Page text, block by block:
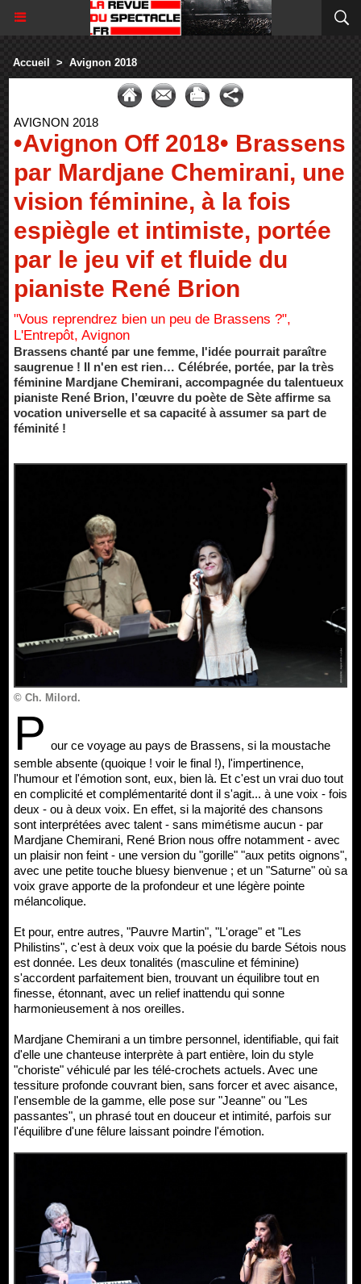
Accueil > Avignon 2018
AVIGNON 2018
•Avignon Off 2018• Brassens
par Mardjane Chemirani, une
vision féminine, à la fois
espiègle et intimiste, portée
par le jeu vif et fluide du
pianiste René Brion
"Vous reprendrez bien un peu de Brassens ?",
L'Entrepôt, Avignon
Brassens chanté par une femme, l'idée pourrait paraître
saugrenue ! Il n'en est rien… Célébrée, portée, par la très
féminine Mardjane Chemirani, accompagnée du talentueux
pianiste René Brion, l’œuvre du poète de Sète affirme sa
vocation universelle et sa capacité à assumer sa part de
féminité !
© Ch. Milord.
P our ce voyage au pays de Brassens, si la moustache
semble absente (quoique ! voir le final !), l'impertinence,
l'humour et l'émotion sont, eux, bien là. Et c'est un vrai duo tout
en complicité et complémentarité dont il s'agit... à une voix - fois
deux - ou à deux voix. En effet, si la majorité des chansons
sont interprétées avec talent - sans mimétisme aucun - par
Mardjane Chemirani, René Brion nous offre notamment - avec
un plaisir non feint - une version du "gorille" "aux petits oignons",
avec une petite touche bluesy bienvenue ; et un "Saturne" où sa
voix grave apporte de la profondeur et une légère pointe
mélancolique.
Et pour, entre autres, "Pauvre Martin", "L'orage" et "Les
Philistins", c'est à deux voix que la poésie du barde Sétois nous
est donnée. Les deux tonalités (masculine et féminine)
s'accordent parfaitement bien, trouvant un équilibre tout en
finesse, étonnant, avec un relief inattendu qui sonne
harmonieusement à nos oreilles.
Mardjane Chemirani a un timbre personnel, identifiable, qui fait
d'elle une chanteuse interprète à part entière, loin du style
"choriste" véhiculé par les télé-crochets actuels. Avec une
tessiture profonde couvrant bien, sans forcer et avec aisance,
l'ensemble de la gamme, elle pose sur "Jeanne" ou "Les
passantes", un phrasé tout en douceur et intimité, parfois sur
l'équilibre d'une fêlure laissant poindre l'émotion.